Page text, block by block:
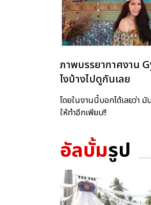
ภาพบรรยากาศงาน
ไงบ้างไปดูกันเลย
โดยในงานนี้บอกได้เลยว่า
ให้ทำอีกเพียบ!!
อัลบั้มรูป